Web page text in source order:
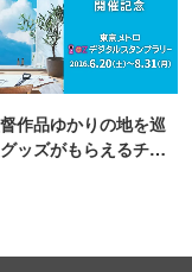
作品ゆかりの地を巡
ッズがもらえるチャ